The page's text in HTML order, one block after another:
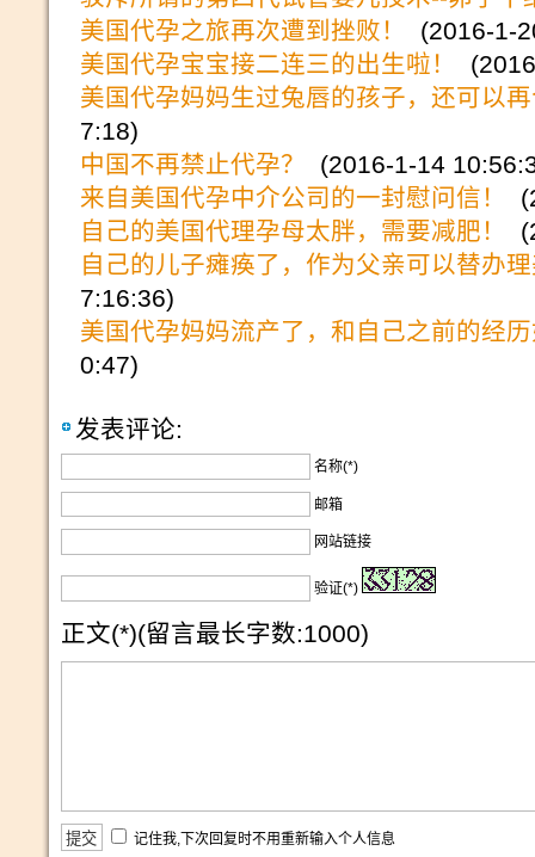
美国代孕之旅再次遭到挫败！
(2016-1-
美国代孕宝宝接二连三的出生啦！
美国代孕妈妈生过兔唇的孩子，还可以
7:18)
中国不再禁止代孕？
(2016-1-14
来自美国代孕中介公司的一封慰问信！
自己的美国代理孕母太胖，需要减肥！
自己的儿子瘫痪了，作为父亲可以替办
7:16:36)
美国代孕妈妈流产了，和自己之前的经
0:47)
发表评论:
名称(*)
邮箱
网站链接
验证(*)
正文(*)(留言最长字数:1000)
记住我,下次回复时不用重新输入个人信息